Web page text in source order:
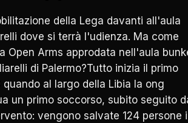
della Lega davanti all'aula
dove si terrà l'udienza. Ma come
Open Arms approdata nell'aula
di Palermo?Tutto inizia il primo
al largo della Libia la ong
un primo soccorso, subito seguito
vengono salvate 124 persone